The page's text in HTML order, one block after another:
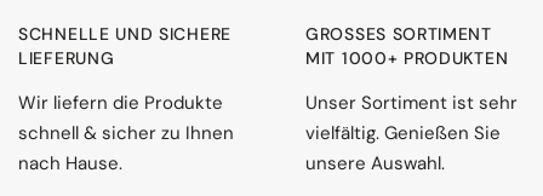
SCHNELLE UND SICHERE
LIEFERUNG
Wir liefern die Produkte
schnell & sicher zu Ihnen
nach Hause.
GROSSES SORTIMENT M
IT 1000+ PRODUKTEN
Unser Sortiment ist sehr
vielfältig. Genießen Sie
unsere Auswahl.